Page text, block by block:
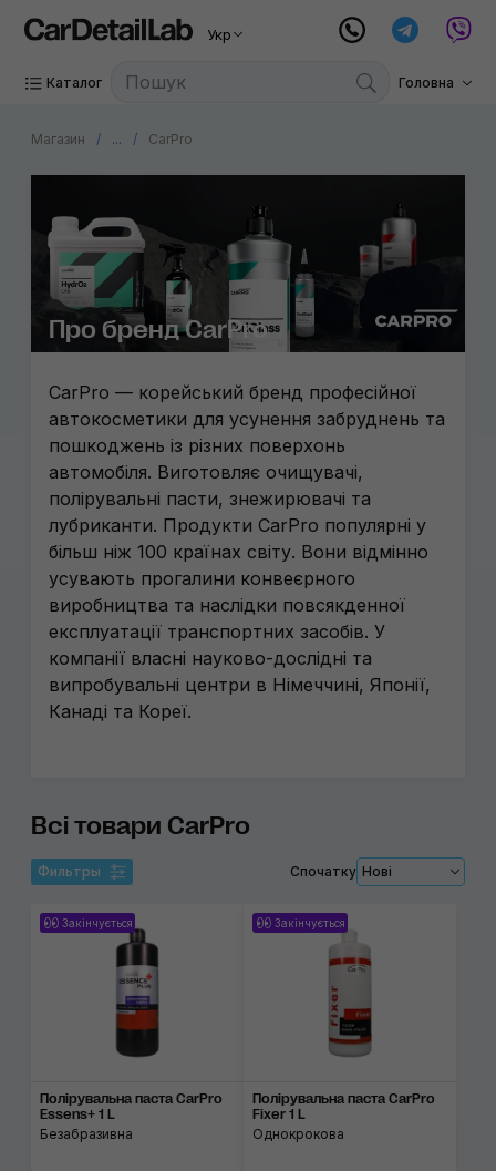
Укр
Каталог Головна
Магазин ... CarPro
Про бренд CarPro
CarPro — корейський бренд професійної
автокосметики для усунення забруднень та
пошкоджень із різних поверхонь
автомобіля. Виготовляє очищувачі,
полірувальні пасти, знежирювачі та
лубриканти. Продукти CarPro популярні у
більш ніж 100 країнах світу. Вони відмінно
усувають прогалини конвеєрного
виробництва та наслідки повсякденної
експлуатації транспортних засобів. У
компанії власні науково-дослідні та
випробувальні центри в Німеччині, Японії,
Канаді та Кореї.
Всі товари CarPro
Фильтры Спочатку Нові
Закінчується
Полірувальна паста CarPro
Essens+ 1 L
Безабразивна
Закінчується
Полірувальна паста CarPro
Fixer 1 L
Однокрокова